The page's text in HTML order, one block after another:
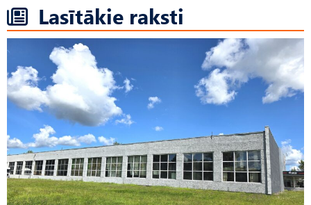
Lasītākie raksti